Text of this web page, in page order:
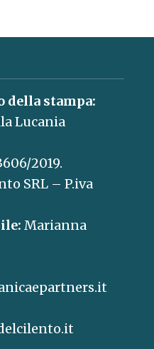
della stampa:
Lucania
2019.
SRL – P.iva
Marianna